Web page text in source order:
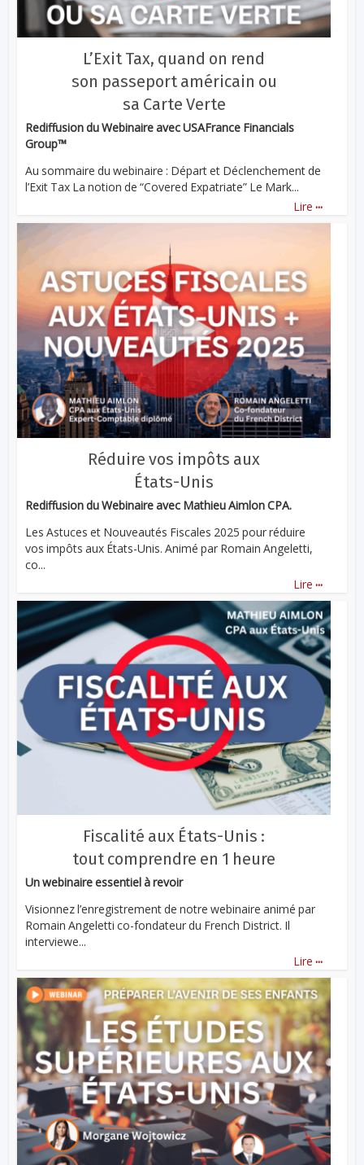
L’Exit Tax, quand on rend
son passeport américain ou
sa Carte Verte
Rediffusion du Webinaire avec USAFrance Financials
Group™
Au sommaire du webinaire : Départ et Déclenchement de
l’Exit Tax La notion de “Covered Expatriate” Le Mark...
Lire ...
Réduire vos impôts aux
États-Unis
Rediffusion du Webinaire avec Mathieu Aimlon CPA.
Les Astuces et Nouveautés Fiscales 2025 pour réduire
vos impôts aux États-Unis. Animé par Romain Angeletti,
co...
Lire ...
Fiscalité aux États-Unis :
tout comprendre en 1 heure
Un webinaire essentiel à revoir
Visionnez l’enregistrement de notre webinaire animé par
Romain Angeletti co-fondateur du French District. Il
interviewe...
Lire ...